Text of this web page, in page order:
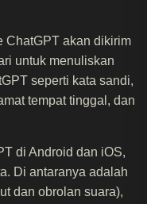
ChatGPT akan dikirim
untuk menuliskan
seperti kata sandi,
tempat tinggal, dan
di Android dan iOS,
Di antaranya adalah
dan obrolan suara),